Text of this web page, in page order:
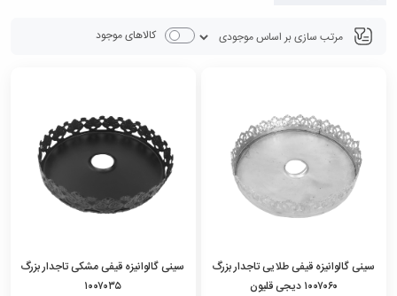
کالاهای موجود
سینی گالوانیزه قیفی طلایی تاجدار بزرگ
۱۰۰۷۰۶۰ دیجی قلیون
سینی گالوانیزه قیفی مشکی تاجدار بزرگ
۱۰۰۷۰۳۵